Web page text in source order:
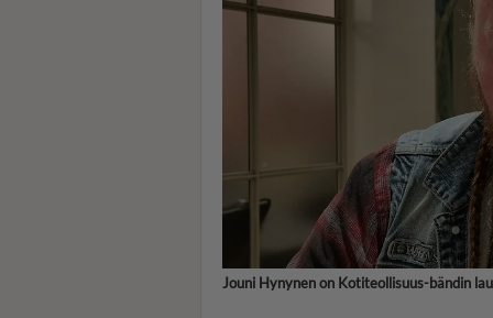
Jouni Hynynen on Kotiteollisuus-bändin